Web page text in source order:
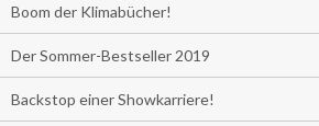
Boom der Klimabücher!
Der Sommer-Bestseller 2019
Backstop einer Showkarriere!